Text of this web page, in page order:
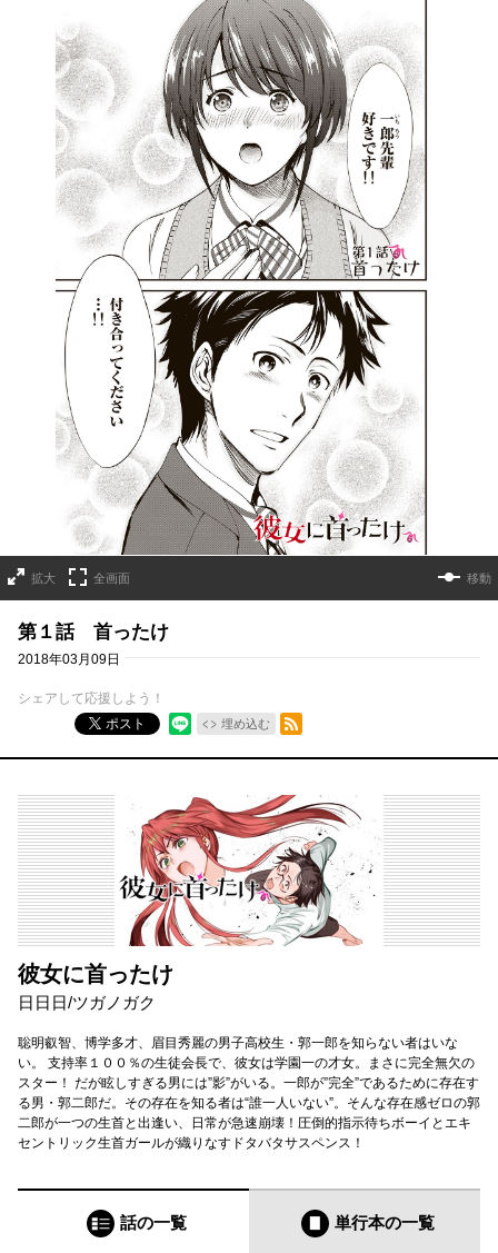
拡大 全画面 移動
第１話 首ったけ
2018年03月09日
シェアして応援しよう！
ポスト
埋め込む
RSSフィード
彼女に首ったけ
日日日/ツガノガク
聡明叡智、博学多才、眉目秀麗の男子高校生・郭一郎を知らない者はいな
い。 支持率１００％の生徒会長で、彼女は学園一の才女。まさに完全無欠の
スター！ だが眩しすぎる男には”影”がいる。一郎が”完全”であるために存在す
る男・郭二郎だ。その存在を知る者は“誰一人いない”。そんな存在感ゼロの郭
二郎が一つの生首と出逢い、日常が急速崩壊！圧倒的指示待ちボーイとエキ
セントリック生首ガールが織りなすドタバタサスペンス！
話の一覧 単行本の一覧